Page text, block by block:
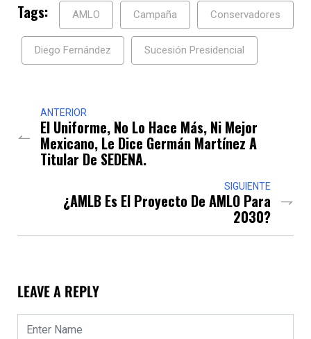
Tags: AMLO Campaña Conservadores
Diego Fernández Sucesión Presidencial
ANTERIOR
El Uniforme, No Lo Hace Más, Ni Mejor
Mexicano, Le Dice Germán Martínez A
Titular De SEDENA.
SIGUIENTE
¿AMLB Es El Proyecto De AMLO Para
2030?
LEAVE A REPLY